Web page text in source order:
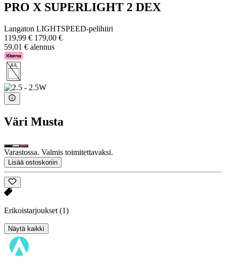
PRO X SUPERLIGHT 2 DEX
Langaton LIGHTSPEED-pelihiiri
119,99 € 179,00 €
59,01 € alennus
Väri Musta
Varastossa. Valmis toimitettavaksi.
Lisää ostoskoriin
Erikoistarjoukset (1)
Näytä kaikki